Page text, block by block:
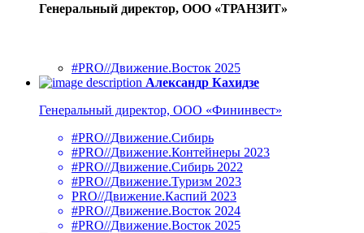
Генеральный директор, ООО «ТРАНЗИТ»
#PRO//Движение.Восток 2025
Александр Кахидзе
Генеральный директор, ООО «Фининвест»
#PRO//Движение.Сибирь
#PRO//Движение.Контейнеры 2023
#PRO//Движение.Сибирь 2022
#PRO//Движение.Туризм 2023
PRO//Движение.Каспий 2023
#PRO//Движение.Восток 2024
#PRO//Движение.Восток 2025